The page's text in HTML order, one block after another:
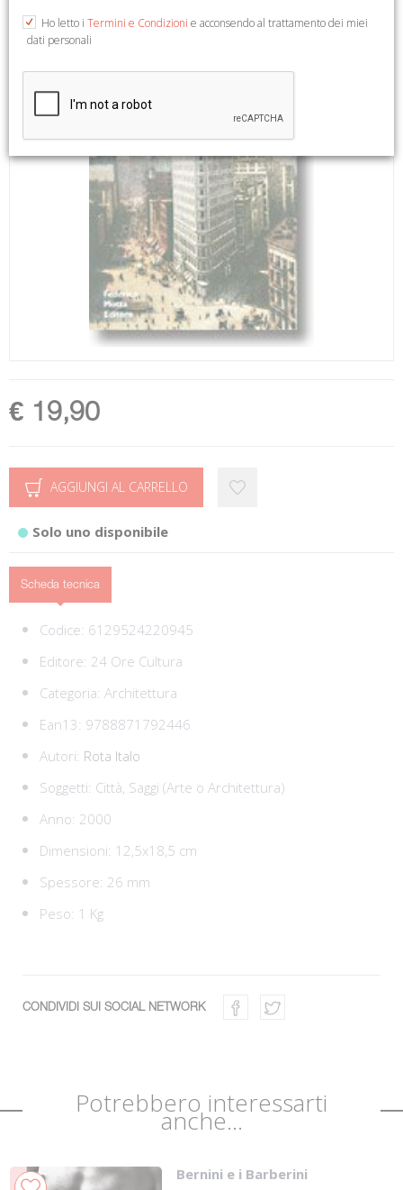
€ 19,90
AGGIUNGI AL CARRELLO
Solo uno disponibile
Scheda tecnica
Codice: 6129524220945
Editore: 24 Ore Cultura
Categoria: Architettura
Ean13: 9788871792446
Autori: Rota Italo
Soggetti: Città, Saggi (Arte o Architettura)
Anno: 2000
Dimensioni: 12,5x18,5 cm
Spessore: 26 mm
Peso: 1 Kg
CONDIVIDI SUI SOCIAL NETWORK
Potrebbero interessarti
anche...
Bernini e i Barberini
Ho letto i Termini e Condizioni e acconsendo al trattamento dei miei
dati personali